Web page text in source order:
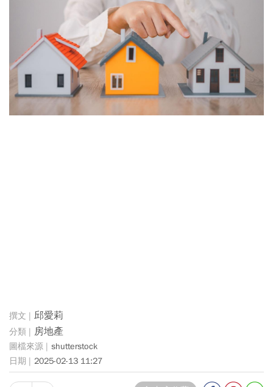
邱愛莉
房地產
shutterstock
2025-02-13 11:27